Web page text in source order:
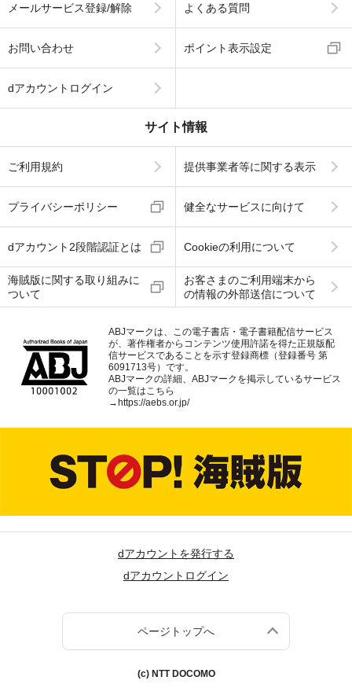
メールサービス登録/解除 よくある質問
お問い合わせ ポイント表示設定
dアカウントログイン
サイト情報
ご利用規約 提供事業者等に関する表示
プライバシーポリシー 健全なサービスに向けて
dアカウント2段階認証とは Cookieの利用について
海賊版に関する取り組みに
ついて
お客さまのご利用端末から
の情報の外部送信について
ABJマークは、この電子書店・電子書籍配信サービス
が、著作権者からコンテンツ使用許諾を得た正規版配
信サービスであることを示す登録商標（登録番号 第
6091713号）です。
ABJマークの詳細、ABJマークを掲示しているサービス
の一覧はこちら
→https://aebs.or.jp/
dアカウントを発行する
dアカウントログイン
ページトップへ
(c) NTT DOCOMO